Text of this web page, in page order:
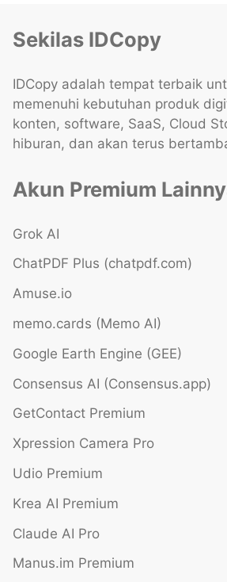
Sekilas IDCopy
IDCopy adalah tempat terbaik
memenuhi kebutuhan produk
konten, software, SaaS, Cloud
hiburan, dan akan terus
Akun Premium
Grok AI
ChatPDF Plus (chatpdf.com)
Amuse.io
memo.cards (Memo AI)
Google Earth Engine (GEE)
Consensus AI (Consensus.app)
GetContact Premium
Xpression Camera Pro
Udio Premium
Krea AI Premium
Claude AI Pro
Manus.im Premium